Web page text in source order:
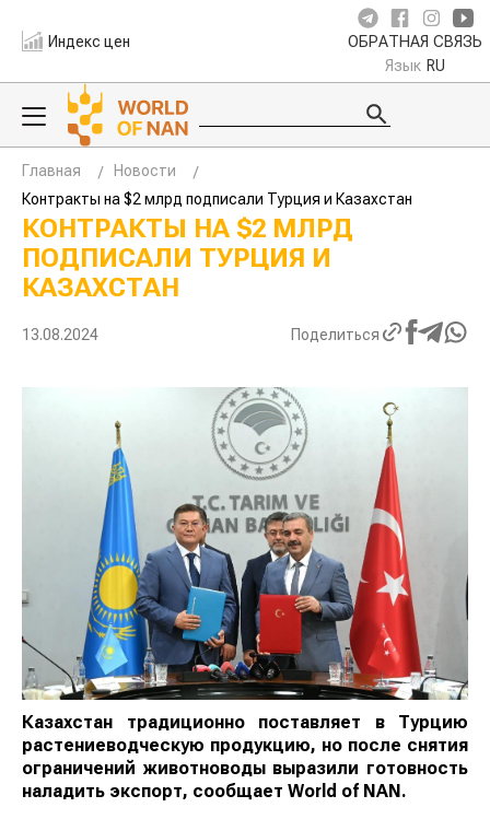
Индекс цен ОБРАТНАЯ СВЯЗЬ
Язык RU
Главная
Новости
Контракты на $2 млрд подписали Турция и Казахстан
КОНТРАКТЫ НА $2 МЛРД
ПОДПИСАЛИ ТУРЦИЯ И
КАЗАХСТАН
13.08.2024 Поделиться
Казахстан традиционно поставляет в Турцию
растениеводческую продукцию, но после снятия
ограничений животноводы выразили готовность
наладить экспорт, сообщаетWorld of NAN.